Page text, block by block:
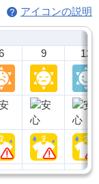
アイコンの説明
9 12